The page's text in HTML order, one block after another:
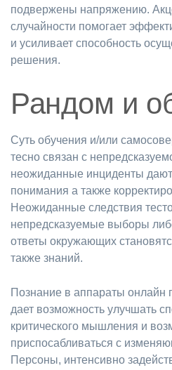
подвержены напряжению.
случайности помогает
и усиливает способность
решения.
Рандом и
Суть обучения и/или
тесно связан с
неожиданные инциденты
понимания а также
Неожиданные следствия
непредсказуемые выборы
ответы окружающих
также знаний.
Познание в аппараты онлайн
дает возможность улучшать
критического мышления и
приспосабливаться с
Персоны, интенсивно